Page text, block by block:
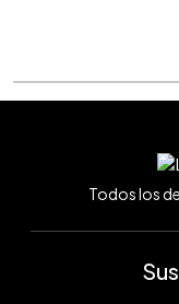
Todos los